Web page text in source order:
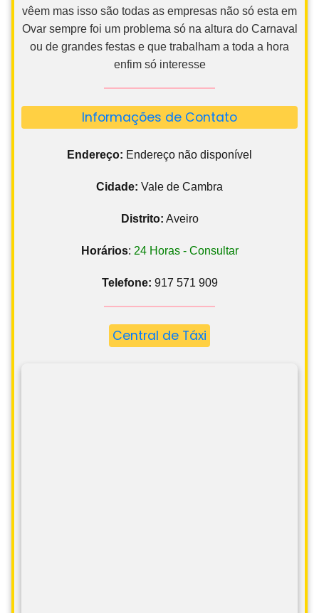
vêem mas isso são todas as empresas não só esta em
Ovar sempre foi um problema só na altura do Carnaval
ou de grandes festas e que trabalham a toda a hora
enfim só interesse
Informações de Contato
Endereço: Endereço não disponível
Cidade: Vale de Cambra
Distrito: Aveiro
Horários: 24 Horas - Consultar
Telefone: 917 571 909
Central de Táxi